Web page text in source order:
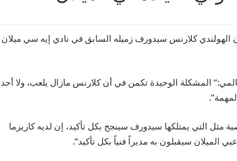
الهولندي كلارنس سيدورف زميله السابق في نادي إيه سي ميلان
المشكلة الوحيدة تكمن في أن كلارنس مازال يلعب، ولا أحد
ليس صعباً، شخصية مثل التي يمتلكها سيدورف سينجح بكل تأكيد، إن لديه كاريزما
الميلان سيقبلون به مديراً فنياً بكل تأكيد”.